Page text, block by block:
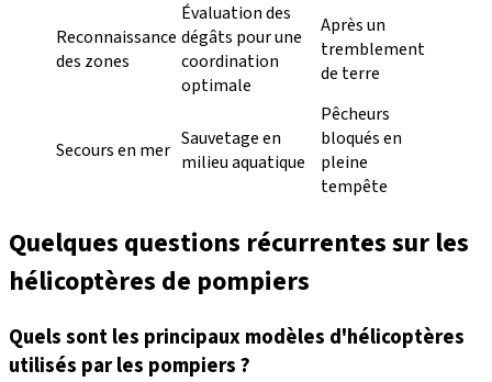
Reconnaissance
des zones
Évaluation des
dégâts pour une
coordination
optimale
Après un
tremblement
de terre
Secours en mer Sauvetage en
milieu aquatique
Pêcheurs
bloqués en
pleine
tempête
Quelques questions récurrentes sur les
hélicoptères de pompiers
Quels sont les principaux modèles d'hélicoptères
utilisés par les pompiers ?